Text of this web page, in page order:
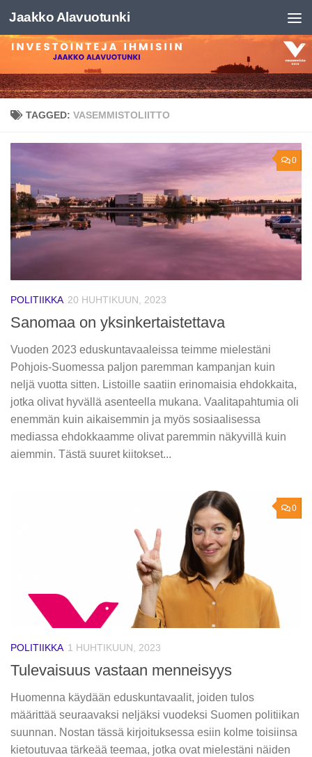
Skip to content
Jaakko Alavuotunki
TAGGED: VASEMMISTOLIITTO
0
POLITIIKKA 20 HUHTIKUUN, 2023
Sanomaa on yksinkertaistettava
Vuoden 2023 eduskuntavaaleissa teimme mielestäni
Pohjois-Suomessa paljon paremman kampanjan kuin
neljä vuotta sitten. Listoille saatiin erinomaisia ehdokkaita,
jotka olivat hyvällä asenteella mukana. Vaalitapahtumia oli
enemmän kuin aikaisemmin ja myös sosiaalisessa
mediassa ehdokkaamme olivat paremmin näkyvillä kuin
aiemmin. Tästä suuret kiitokset...
0
POLITIIKKA 1 HUHTIKUUN, 2023
Tulevaisuus vastaan menneisyys
Huomenna käydään eduskuntavaalit, joiden tulos
määrittää seuraavaksi neljäksi vuodeksi Suomen politiikan
suunnan. Nostan tässä kirjoituksessa esiin kolme toisiinsa
kietoutuvaa tärkeää teemaa, jotka ovat mielestäni näiden